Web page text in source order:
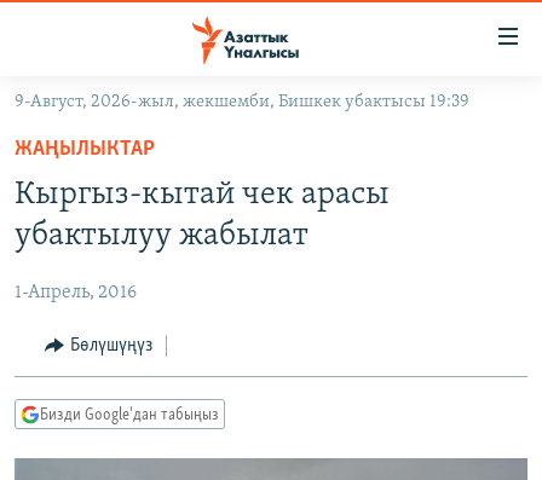
Навигацияга
өтүңүз
Издөөгө
салыңызКЫРГЫЗСТАН
ЭКОНОМИКА
МАДАНИЯТ
ДҮЙНӨ
БОРБОР АЗИЯ
АТАЙЫН ИЛИКТӨӨ
ТВ ПРОГРАММАЛАР
ЭКСПЕРТТЕР ТАЛДАЙТ
ӨЗГӨЧӨ ПИКИР
9-Август, 2026-жыл, жекшемби, Бишкек убактысы 19:39
ЖАҢЫЛЫКТАР
Кыргыз-кытай чек арасы
убактылуу жабылат
1-Апрель, 2016
Бөлүшүңүз
Бизди Google'дан табыңыз